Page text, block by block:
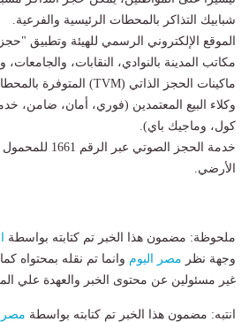
​شبابيك التذاكر بالمحطات الرئيسية والفرعية.
​الموقع الإلكتروني الرسمي للهيئة وتطبيق
​مكاتب المدينة بالنوادي، النقابات،
​ماكينات الحجز الذاتي (TVM) المتوفرة بالمحطات.
​وكلاء البيع المعتمدين (فوري، أمان، ضامن،
كول، وماجيك باي).
الأرضي.
ملحوظة: مضمون هذا الخبر تم كتابته بواسطة
وجهة نظر مصر اليوم وانما تم نقله بمحتواه
غير مسئولين عن محتوى الخبر والعهدة علي
انتبه: مضمون هذا الخبر تم كتابته بواسطة مصر